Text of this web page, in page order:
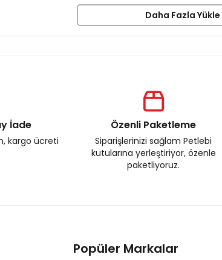
Daha Fazla Yükle
İade
kargo ücreti
Özenli Paketleme
Siparişlerinizi sağlam Petlebi
kutularına yerleştiriyor, özenle
paketliyoruz.
Popüler Markalar